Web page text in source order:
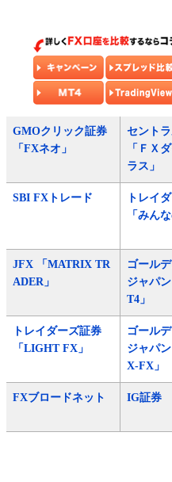
GMOクリック証券
「FXネオ」
セント
「ＦＸ
ラス」
SBI FXトレード
トレイ
「みん
JFX 「MATRIX TR
ADER」
ゴール
ジャパ
T4」
トレイダーズ証券
「LIGHT FX」
ゴール
ジャパ
X-FX」
FXブロードネット IG証券